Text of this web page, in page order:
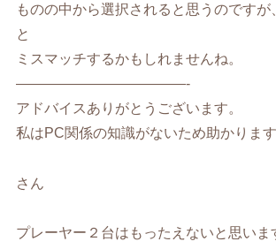
ものの中から選択されると思うのですが
と
ミスマッチするかもしれませんね。
————————————-
アドバイスありがとうございます。
私はPC関係の知識がないため助かります
さん
プレーヤー２台はもったえないと思いま